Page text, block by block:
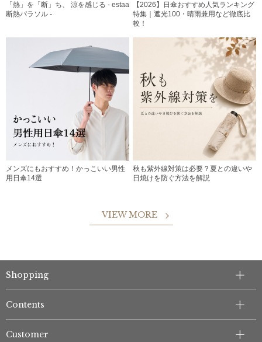
「熱」を「断」ち、 涼を感じる - estaa
断熱パラソル -
【2026】日傘おすすめ人気ランキング
特集｜遮光100・晴雨兼用など徹底比
較！
メンズにもおすすめ！かっこいい男性
用日傘14選
秋も紫外線対策は必要？夏との違いや
日焼けを防ぐ方法を解説
VIEW MORE
Shopping
Contents
Customer